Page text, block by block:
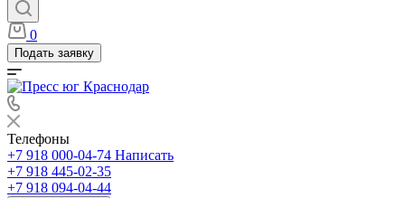
0
Подать заявку
Телефоны
+7 918 000-04-74 Написать
+7 918 445-02-35
+7 918 094-04-44